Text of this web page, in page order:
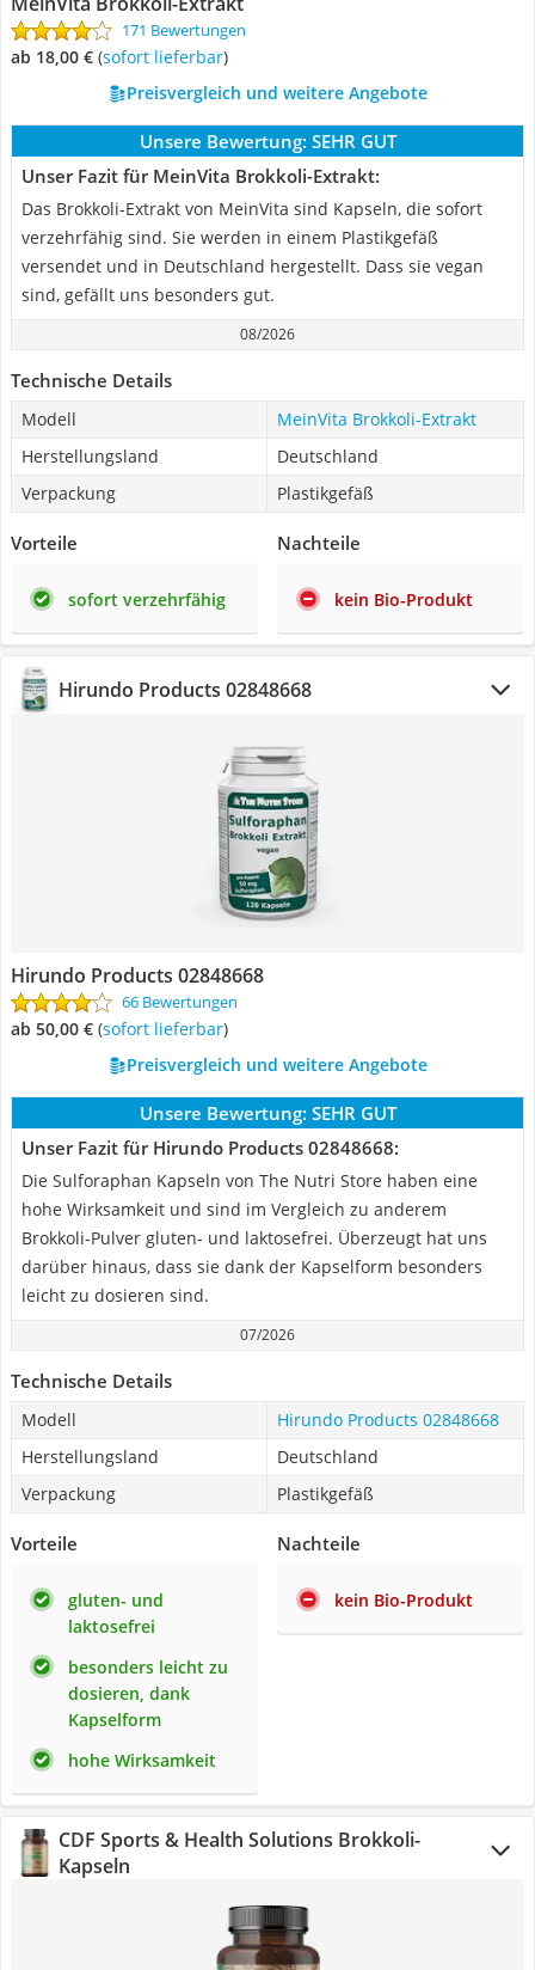
171 Bewertungen
ab 18,00 € ( Sofort lieferbar)
Preisvergleich und weitere Angebote
Unsere Bewertung: SEHR GUT
Unser Fazit für MeinVita Brokkoli-Extrakt:
Das Brokkoli-Extrakt von MeinVita sind Kapseln, die sofort
verzehrfähig sind. Sie werden in einem Plastikgefäß
versendet und in Deutschland hergestellt. Dass sie vegan
sind, gefällt uns besonders gut.
08/2026
Technische Details
Modell
MeinVita Brokkoli-Extrakt
Herstellungsland
Deutschland
Verpackung
Plastikgefäß
Vorteile
sofort verzehrfähig
Nachteile
kein Bio-Produkt
Hirundo Products 02848668
Hirundo Products 02848668
66 Bewertungen
ab 50,00 € ( Sofort lieferbar)
Preisvergleich und weitere Angebote
Unsere Bewertung: SEHR GUT
Unser Fazit für Hirundo Products 02848668:
Die Sulforaphan Kapseln von The Nutri Store haben eine
hohe Wirksamkeit und sind im Vergleich zu anderem
Brokkoli-Pulver gluten- und laktosefrei. Überzeugt hat uns
darüber hinaus, dass sie dank der Kapselform besonders
leicht zu dosieren sind.
07/2026
Technische Details
Modell
Hirundo Products 02848668
Herstellungsland
Deutschland
Verpackung
Plastikgefäß
Vorteile
gluten- und
laktosefrei
besonders leicht zu
dosieren, dank
Kapselform
hohe Wirksamkeit
Nachteile
kein Bio-Produkt
CDF Sports & Health Solutions Brokkoli-
Kapseln